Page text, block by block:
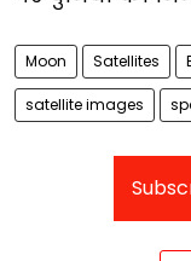
Moon Satellites
satellite images